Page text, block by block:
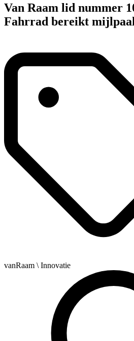
Van Raam lid nummer
Fahrrad bereikt mijlpaal
vanRaam \ Innovatie